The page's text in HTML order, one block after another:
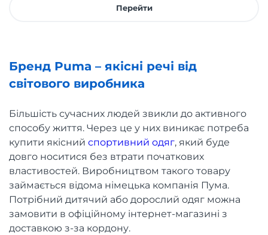
Перейти
Бренд Puma – якісні речі від
світового виробника
Більшість сучасних людей звикли до активного
способу життя. Через це у них виникає потреба
купити якісний спортивний одяг, який буде
довго носитися без втрати початкових
властивостей. Виробництвом такого товару
займається відома німецька компанія Пума.
Потрібний дитячий або дорослий одяг можна
замовити в офіційному інтернет-магазині з
доставкою з-за кордону.